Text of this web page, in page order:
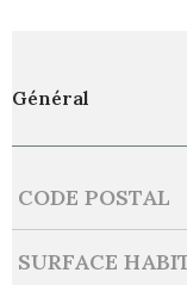
Général
Caractérisque
CODE POSTAL
SURFACE